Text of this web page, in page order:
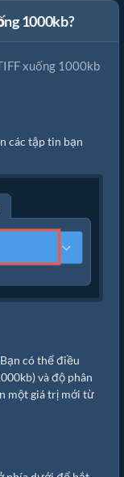
1000kb?
xuống 1000kb
các tập tin bạn
có thể điều
và độ phân
một giá trị mới từ